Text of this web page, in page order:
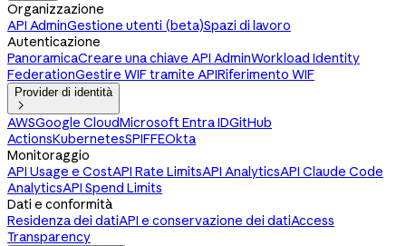
Organizzazione
API AdminGestione utenti (beta)Spazi di lavoro
Autenticazione
PanoramicaCreare una chiave API AdminWorkload Identity
FederationGestire WIF tramite APIRiferimento WIF
Provider di identità

AWSGoogle CloudMicrosoft Entra IDGitHub
ActionsKubernetesSPIFFEOkta
Monitoraggio
API Usage e CostAPI Rate LimitsAPI AnalyticsAPI Claude Code
AnalyticsAPI Spend Limits
Dati e conformità
Residenza dei datiAPI e conservazione dei datiAccess
Transparency